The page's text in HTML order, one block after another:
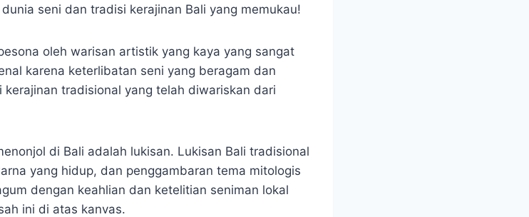
seni dan tradisi kerajinan Bali yang memukau!
oleh warisan artistik yang kaya yang sangat
karena keterlibatan seni yang beragam dan
tradisional yang telah diwariskan dari
di Bali adalah lukisan. Lukisan Bali tradisional
yang hidup, dan penggambaran tema mitologis
dengan keahlian dan ketelitian seniman lokal
ini di atas kanvas.